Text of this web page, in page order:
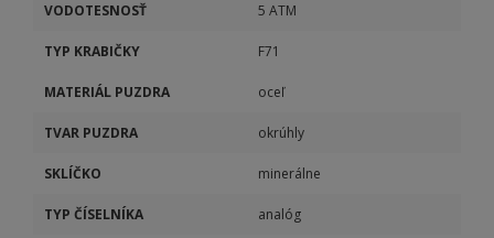
VODOTESNOSŤ 5 ATM
TYP KRABIČKY F71
MATERIÁL PUZDRA oceľ
TVAR PUZDRA okrúhly
SKLÍČKO minerálne
TYP ČÍSELNÍKA analóg